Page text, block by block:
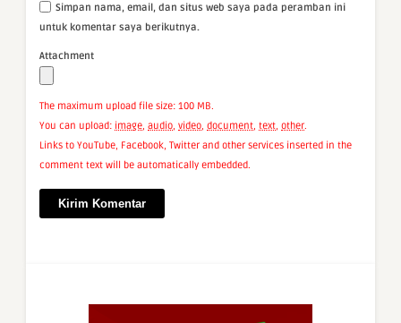
Simpan nama, email, dan situs web saya pada peramban ini
untuk komentar saya berikutnya.
Attachment
The maximum upload file size: 100 MB.
You can upload: image audio video document text other
Links to YouTube, Facebook, Twitter and other services inserted in the
comment text will be automatically embedded.